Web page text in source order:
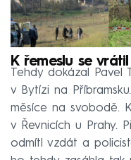
K řemeslu se
Tehdy dokázal Pavel
v Bytízi na
měsíce na svobodě.
v Řevnicích u Prahy.
odmítl vzdát a